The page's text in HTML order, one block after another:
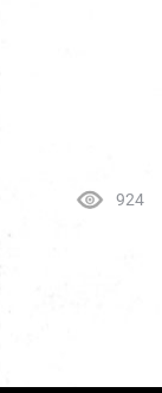
924